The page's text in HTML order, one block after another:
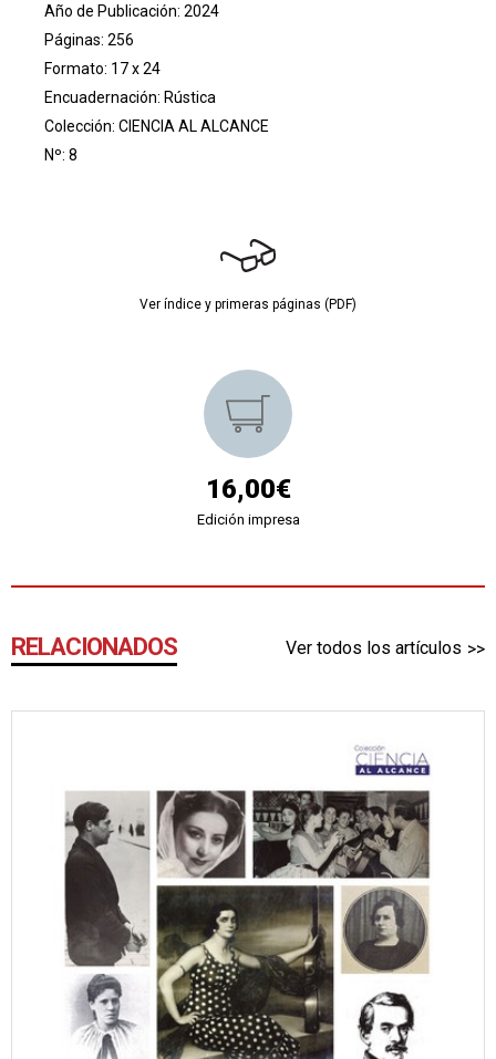
Año de Publicación: 2024
Páginas: 256
Formato: 17 x 24
Encuadernación: Rústica
Colección: CIENCIA AL ALCANCE
Nº: 8
Ver índice y primeras páginas (PDF)
16,00€
Edición impresa
RELACIONADOS Ver todos los artículos